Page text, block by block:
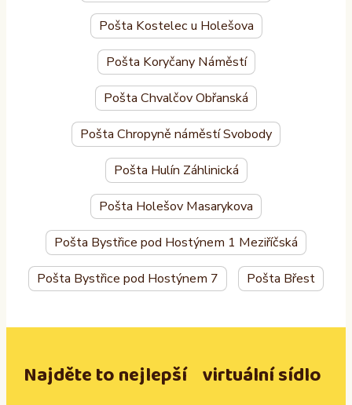
Pošta Kostelec u Holešova
Pošta Koryčany Náměstí
Pošta Chvalčov Obřanská
Pošta Chropyně náměstí Svobody
Pošta Hulín Záhlinická
Pošta Holešov Masarykova
Pošta Bystřice pod Hostýnem 1 Meziříčská
Pošta Bystřice pod Hostýnem 7 Pošta Břest
Najděte to nejlepší virtuální sídlo